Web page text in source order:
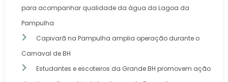
para acompanhar qualidade da água da Lagoa da
Pampulha
Capivarã na Pampulha amplia operação durante o
Carnaval de BH
Estudantes e escoteiros da Grande BH promovem ação